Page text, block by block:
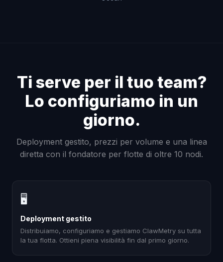
Ti serve per il tuo team?
Lo configuriamo in un
giorno.
Deployment gestito, prezzi per volume e una linea
diretta con il fondatore per flotte di oltre 10 nodi.
🖥
Deployment gestito
Distribuiamo, configuriamo e gestiamo ClawMetry su tutta
la tua flotta. Ottieni piena visibilità fin dal primo giorno.